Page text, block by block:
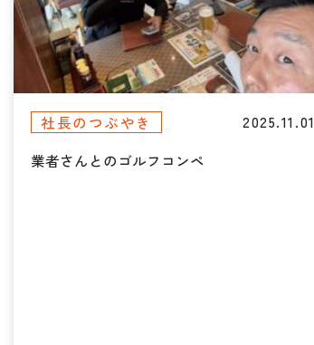
社長のつぶやき
2025.11.01
業者さんとのゴルフコンペ